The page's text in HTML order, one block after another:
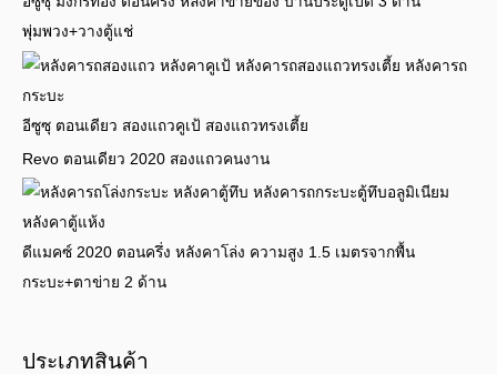
พุ่มพวง+วางตู้แช่
อีซูซุ ตอนเดียว สองแถวคูเป้ สองแถวทรงเตี้ย
Revo ตอนเดียว 2020 สองแถวคนงาน
ดีแมคซ์ 2020 ตอนครึ่ง หลังคาโล่ง ความสูง 1.5 เมตรจากพื้น
กระบะ+ตาข่าย 2 ด้าน
ประเภทสินค้า